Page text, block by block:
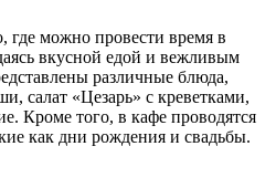
можно провести время в
вкусной едой и вежливым
различные блюда,
салат «Цезарь» с креветками,
Кроме того, в кафе проводятся
как дни рождения и свадьбы.